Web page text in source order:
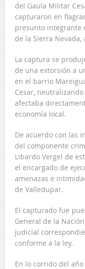
del Gaula Militar
capturaron en
presunto integrante
de la Sierra Nevada,
La captura se
de una extorsión a
en el barrio
Cesar,
afectaba
economía local.
De acuerdo con las
del componente
Libardo Vergel de
el encargado de
amenazas e
de Valledupar.
El capturado fue
General de la
judicial
conforme a la ley.
En lo corrido del